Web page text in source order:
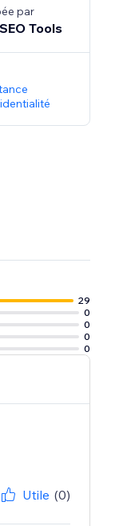
par
Tools
29
0
0
0
0
Utile (0)